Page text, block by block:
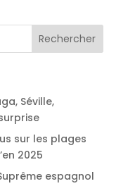
Séville,
sur les plages
2025
espagnol